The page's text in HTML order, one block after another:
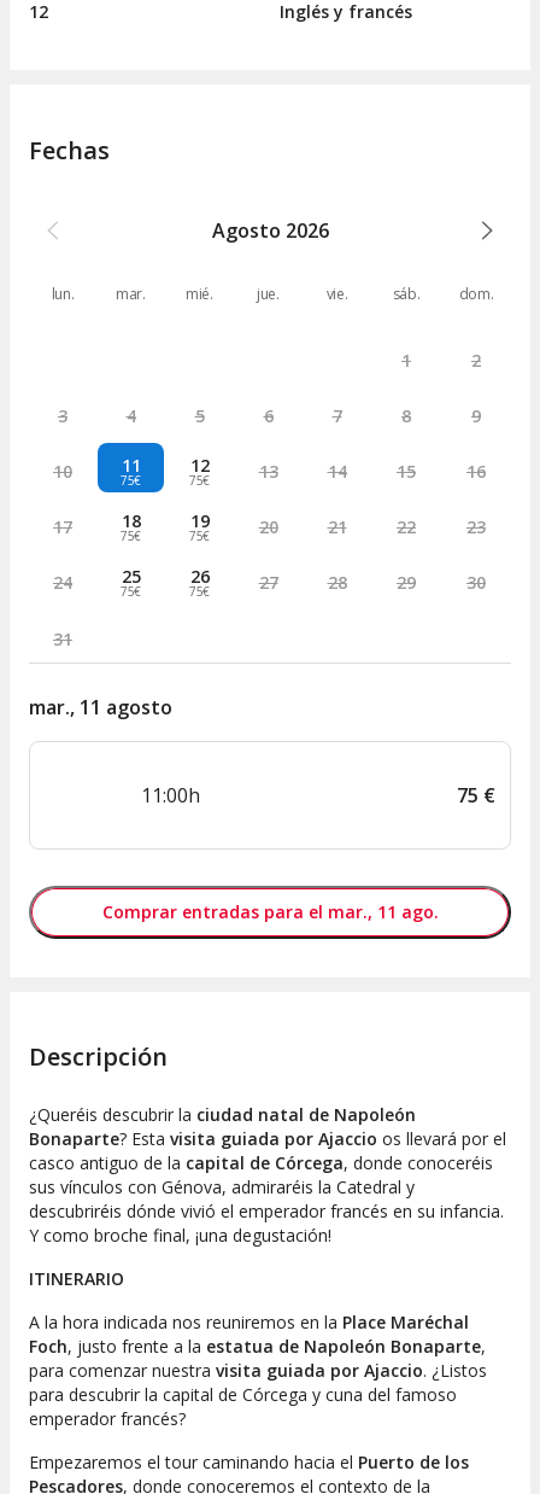
12
Inglés y francés
Fechas
Agosto 2026
lun. mar. mié. jue. vie. sáb. dom.
1 2
3 4 5 6 7 8 9
10 11
75€
12
75€ 13 14 15 16
17 18
75€
19
75€ 20 21 22 23
24 25
75€
26
75€ 27 28 29 30
31
mar., 11 agosto
11:00h 75 €
Comprar entradas para el mar., 11 ago.
Descripción
¿Queréis descubrir la ciudad natal de Napoleón
Bonaparte? Esta visita guiada por Ajaccio os llevará por el
casco antiguo de la capital de Córcega, donde conoceréis
sus vínculos con Génova, admiraréis la Catedral y
descubriréis dónde vivió el emperador francés en su infancia.
Y como broche final, ¡una degustación!
ITINERARIO
A la hora indicada nos reuniremos en la Place Maréchal
Foch, justo frente a la estatua de Napoleón Bonaparte,
para comenzar nuestra visita guiada por Ajaccio. ¿Listos
para descubrir la capital de Córcega y cuna del famoso
emperador francés?
Empezaremos el tour caminando hacia el Puerto de los
Pescadores, donde conoceremos el contexto de la